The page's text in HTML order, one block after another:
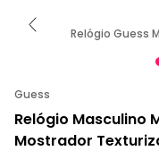
Relógio Guess
Guess
Relógio Masculino
Mostrador